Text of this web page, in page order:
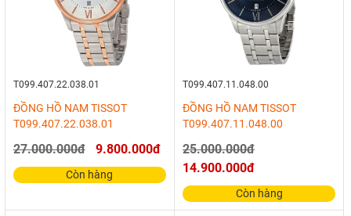
T099.407.22.038.01
ĐỒNG HỒ NAM TISSOT
T099.407.22.038.01
27.000.000đ 9.800.000đ
Còn hàng
T099.407.11.048.00
ĐỒNG HỒ NAM TISSOT
T099.407.11.048.00
25.000.000đ
14.900.000đ
Còn hàng